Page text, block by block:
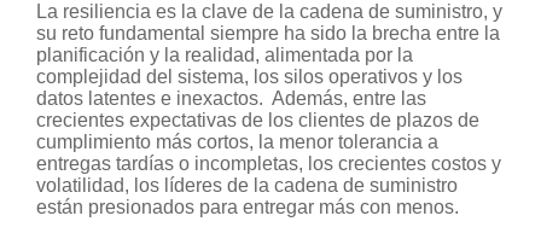
La resiliencia es la clave de la cadena de suministro, y
su reto fundamental siempre ha sido la brecha entre la
planificación y la realidad, alimentada por la
complejidad del sistema, los silos operativos y los
datos latentes e inexactos. Además, entre las
crecientes expectativas de los clientes de plazos de
cumplimiento más cortos, la menor tolerancia a
entregas tardías o incompletas, los crecientes costos y
volatilidad, los líderes de la cadena de suministro
están presionados para entregar más con menos.